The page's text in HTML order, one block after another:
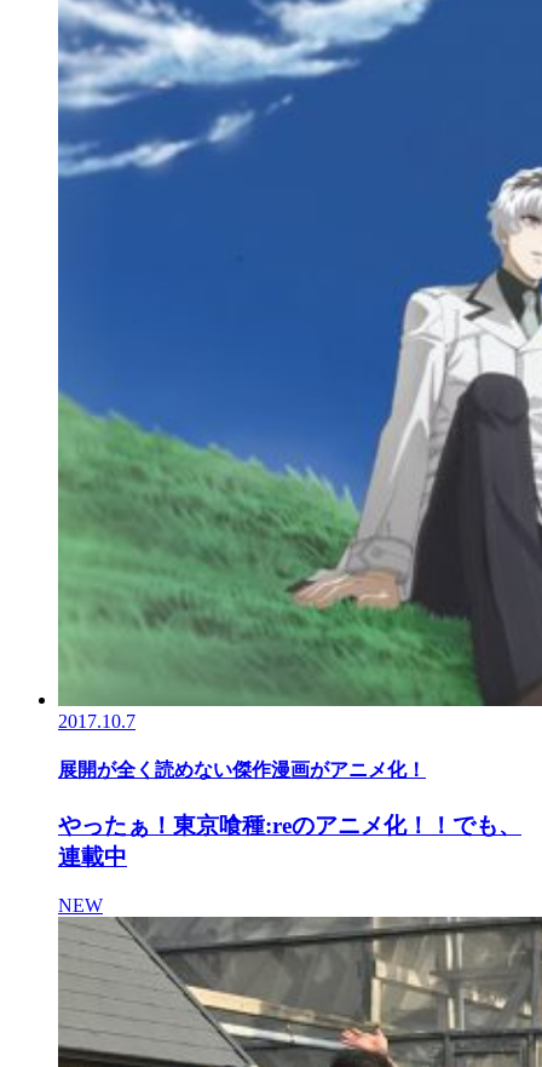
2017.10.7
展開が全く読めない傑作漫画がアニメ化！
やったぁ！東京喰種:reのアニメ化！！でも、
連載中
NEW